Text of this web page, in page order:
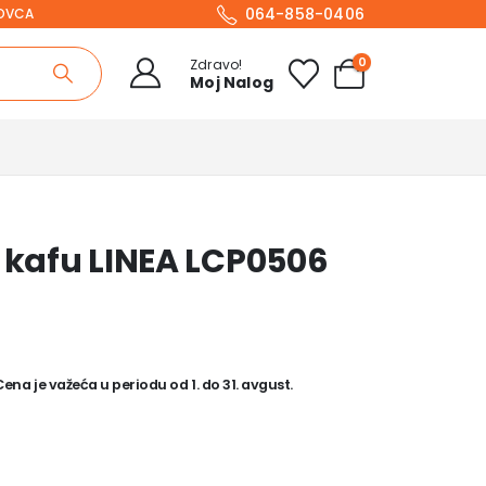
064-858-0406
Zdravo!
Moj Nalog
0
LINEA LCP0506
je važeća u periodu od 1. do 31. avgust.